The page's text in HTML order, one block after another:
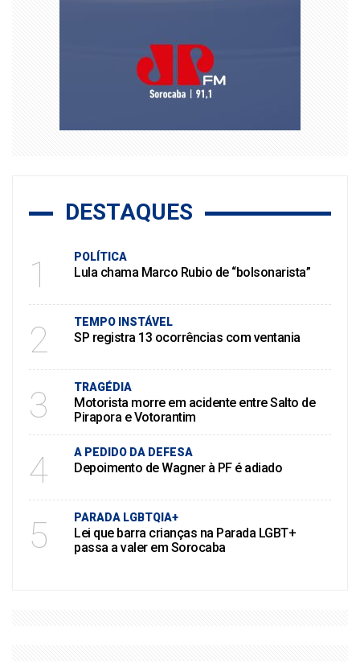
DESTAQUES
1 POLÍTICA
Lula chama Marco Rubio de “bolsonarista”
2 TEMPO INSTÁVEL
SP registra 13 ocorrências com ventania
3 TRAGÉDIA
Motorista morre em acidente entre Salto de
Pirapora e Votorantim
4 A PEDIDO DA DEFESA
Depoimento de Wagner à PF é adiado
5 PARADA LGBTQIA+
Lei que barra crianças na Parada LGBT+
passa a valer em Sorocaba